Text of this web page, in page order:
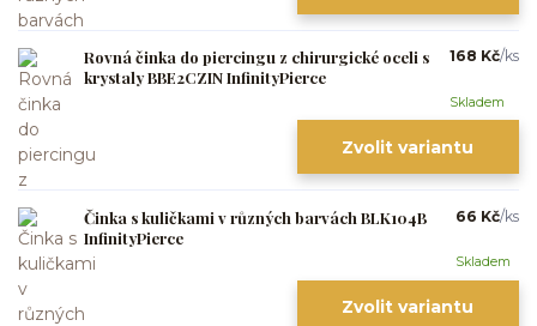
Rovná činka do piercingu z chirurgické oceli s
krystaly BBE2CZIN InfinityPierce
168 Kč/ks
Skladem
Zvolit variantu
Činka s kuličkami v různých barvách BLK104B
InfinityPierce
66 Kč/ks
Skladem
Zvolit variantu